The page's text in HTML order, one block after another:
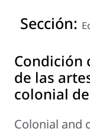
Sección:
Condición
de las
colonial
Colonial and